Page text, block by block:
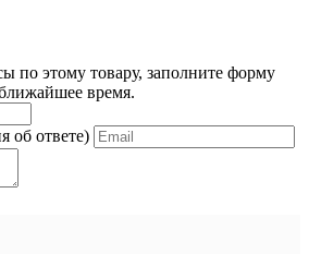
по этому товару, заполните форму
время.
об ответе)